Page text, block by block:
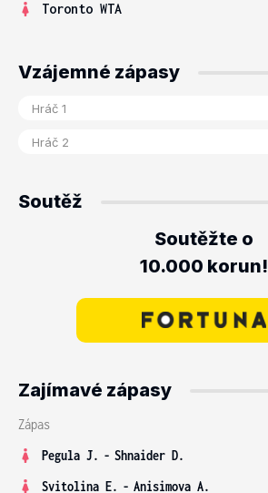
Toronto WTA
Vzájemné zápasy
Soutěž
Soutěžte o
10.000 korun!
Zajímavé zápasy
Zápas
Pegula J. - Shnaider D.
Svitolina E. - Anisimova A.